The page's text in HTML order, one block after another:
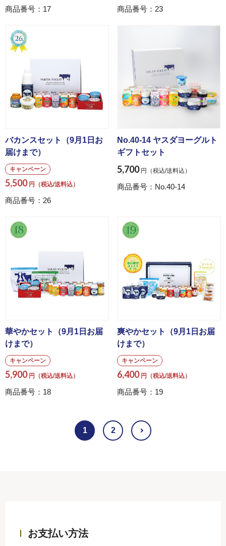
特定商取引法に基づく表記
商品番号：17 商品番号：23
バカンスセット（9月1日お
届けまで）
キャンペーン
5,500 円（税込/送料込）
商品番号：26
No.40-14 ヤスダヨーグルト
ギフトセット
5,700 円（税込/送料込）
商品番号：No.40-14
華やかセット（9月1日お届
けまで）
キャンペーン
5,900 円（税込/送料込）
商品番号：18
爽やかセット（9月1日お届
けまで）
キャンペーン
6,400 円（税込/送料込）
商品番号：19
1 2
お支払い方法